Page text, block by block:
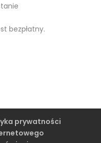
bezpłatny.
prywatności